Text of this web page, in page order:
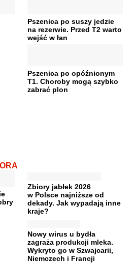
Pszenica po suszy jedzie
na rezerwie. Przed T2 warto
wejść w łan
Pszenica po opóźnionym
T1. Choroby mogą szybko
zabrać plon
Zbiory jabłek 2026
w Polsce najniższe od
dekady. Jak wypadają inne
kraje?
Nowy wirus u bydła
zagraża produkcji mleka.
Wykryto go w Szwajcarii,
Niemczech i Francji